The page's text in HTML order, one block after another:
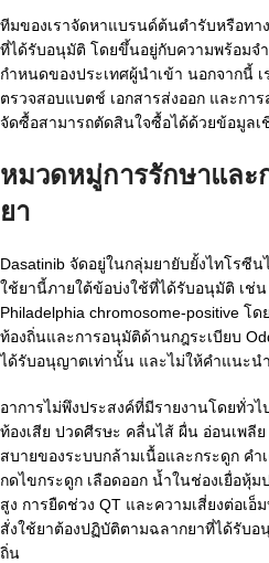
ทีมของเราจัดหาแบรนด์ต้นตำรับหรือทา
ที่ได้รับอนุมัติ โดยขึ้นอยู่กับความพร้อมจ
กำหนดของประเทศผู้นำเข้า นอกจากนี้
ตรวจสอบแบตช์ เอกสารส่งออก และก
จัดซื้อสามารถตัดสินใจซื้อได้ด้วยข้อมูล
หมวดหมู่การรักษาและ
ยา
Dasatinib จัดอยู่ในกลุ่มยายับยั้งไทโรซี
ใช้ยานี้ภายใต้ข้อบ่งใช้ที่ได้รับอนุมัติ เช่
Philadelphia chromosome-positive โ
ท้องถิ่นและการอนุมัติด้านกฎระเบียบ
ได้รับอนุญาตเท่านั้น และไม่ให้คำแนะน
อาการไม่พึงประสงค์ที่มีรายงานโดยทั่วไ
ท้องเสีย ปวดศีรษะ คลื่นไส้ ผื่น อ่อนเพลี
สบายของระบบกล้ามเนื้อและกระดูก คำ
กดไขกระดูก เลือดออก น้ำในช่องเยื่อหุ้
สูง การยืดช่วง QT และความเสี่ยงต่อเ
สั่งใช้ยาต้องปฏิบัติตามฉลากยาที่ได้รับอ
ถิ่น